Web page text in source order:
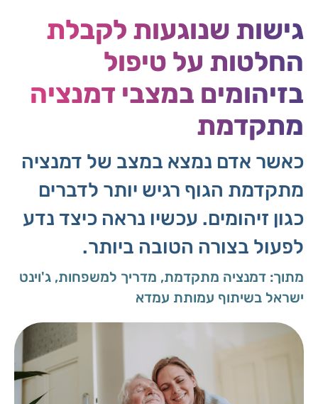
גישות שנוגעות לקבלת
החלטות על טיפול
בזיהומים במצבי דמנציה
מתקדמת
כאשר אדם נמצא במצב של דמנציה
מתקדמת הגוף רגיש יותר לדברים
כגון זיהומים. עכשיו נראה כיצד נדע
לפעול בצורה הטובה ביותר.
מתוך: דמנציה מתקדמת, מדריך למשפחות, ג'וינט
ישראל בשיתוף עמותת עמדא